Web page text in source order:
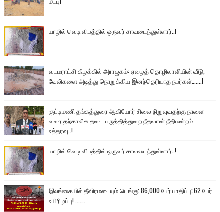
யாழில் வெடி விபத்தில் ஒருவர் சாவடைந்துள்ளார்..!
வடமராட்சி கிழக்கில் அராஜகம்: ஏழைத் தொழிலாளியின் வீடு,
வேலிகளை அடித்து நொறுக்கிய இனந்தெரியாத நபர்கள்.......!
குட்டிமணி தங்கத்துரை ஆகியோர் சிலை நிறுவுவதற்கு நாளை
வரை தற்காலிக தடை பருத்தித்துறை நீதவான் நீதிமன்றம்
உத்தரவு..!
யாழில் வெடி விபத்தில் ஒருவர் சாவடைந்துள்ளார்..!
இலங்கையில் தீவிரமடையும் டெங்கு: 86,000 பேர் பாதிப்பு; 62 பேர்
உயிரிழப்பு! .......